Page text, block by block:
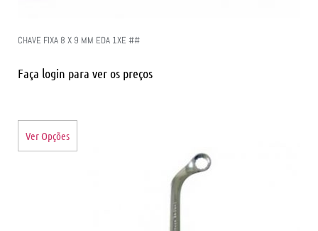
CHAVE FIXA 8 X 9 MM EDA 1XE ##
Faça login para ver os preços
Ver Opções